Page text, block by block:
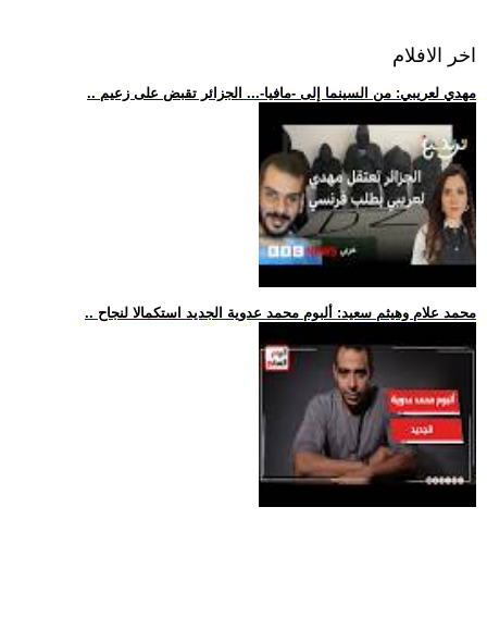
اخر الافلام
.. مهدي لعريبي: من السينما إلى -مافيا-... الجزائر تقبض على زعيم
.. محمد علام وهيثم سعيد: ألبوم محمد عدوية الجديد استكمالا لنجاح